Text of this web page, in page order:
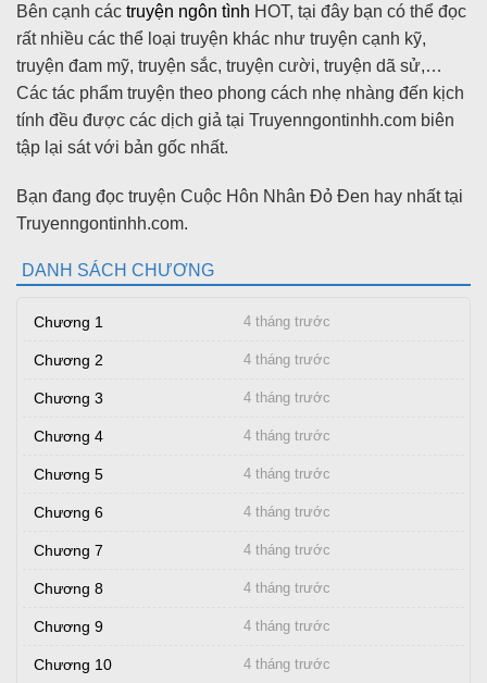
Bên cạnh các truyện ngôn tình HOT, tại đây bạn có thể đọc
rất nhiều các thể loại truyện khác như truyện cạnh kỹ,
truyện đam mỹ, truyện sắc, truyện cười, truyện dã sử,…
Các tác phẩm truyện theo phong cách nhẹ nhàng đến kịch
tính đều được các dịch giả tại Truyenngontinhh.com biên
tập lại sát với bản gốc nhất.
Bạn đang đọc truyện Cuộc Hôn Nhân Đỏ Đen hay nhất tại
Truyenngontinhh.com.
DANH SÁCH CHƯƠNG
Chương 1 4 tháng trước
Chương 2 4 tháng trước
Chương 3 4 tháng trước
Chương 4 4 tháng trước
Chương 5 4 tháng trước
Chương 6 4 tháng trước
Chương 7 4 tháng trước
Chương 8 4 tháng trước
Chương 9 4 tháng trước
Chương 10 4 tháng trước